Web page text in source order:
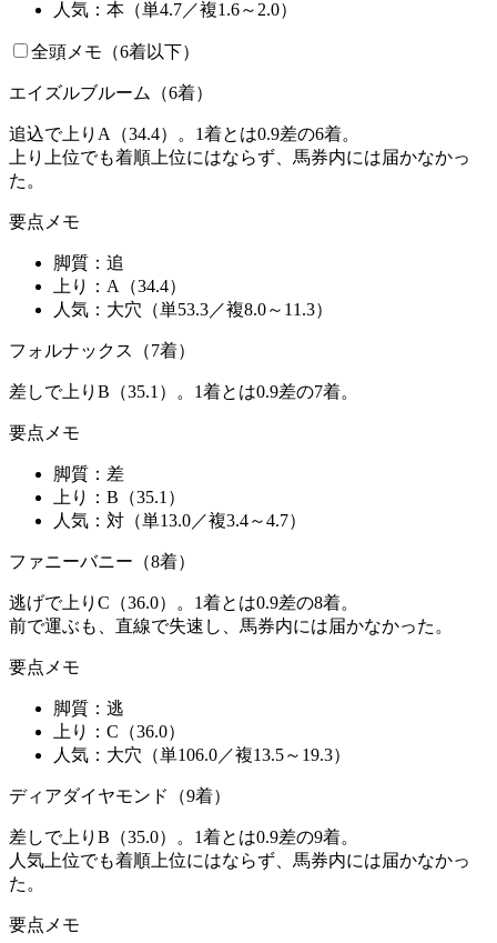
人気： 本（単4.7／複1.6～2.0）
全頭メモ（6着以下）
エイズルブルーム（6着）
追込で上りA（34.4）。1着とは0.9差の6着。
上り上位でも着順上位にはならず、馬券内には届かなかっ
た。
要点メモ
脚質： 追
上り： A（34.4）
人気： 大穴（単53.3／複8.0～11.3）
フォルナックス（7着）
差しで上りB（35.1）。1着とは0.9差の7着。
要点メモ
脚質： 差
上り： B（35.1）
人気： 対（単13.0／複3.4～4.7）
ファニーバニー（8着）
逃げで上りC（36.0）。1着とは0.9差の8着。
前で運ぶも、直線で失速し、馬券内には届かなかった。
要点メモ
脚質： 逃
上り： C（36.0）
人気： 大穴（単106.0／複13.5～19.3）
ディアダイヤモンド（9着）
差しで上りB（35.0）。1着とは0.9差の9着。
人気上位でも着順上位にはならず、馬券内には届かなかっ
た。
要点メモ